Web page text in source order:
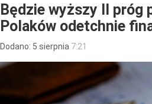
Będzie wyższy II próg
Polaków odetchnie
Dodano: 5 sierpnia 7:21